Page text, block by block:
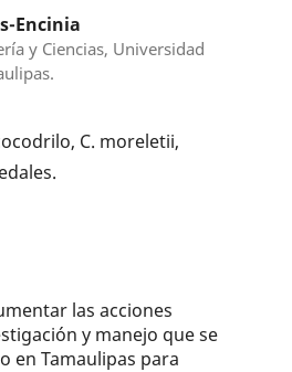
Encinia
y Ciencias, Universidad
C. moreletii,
las acciones
y manejo que se
en Tamaulipas para